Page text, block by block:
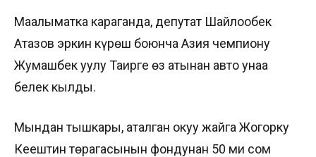
Маалыматка караганда, депутат Шайлообек
Атазов эркин күрөш боюнча Азия чемпиону
Жумашбек уулу Таирге өз атынан авто унаа
белек кылды.
Мындан тышкары, аталган окуу жайга Жогорку
Кеңештин төрагасынын фондунан 50 миң сом